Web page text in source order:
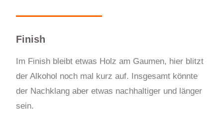
Finish
Im Finish bleibt etwas Holz am Gaumen, hier blitzt
der Alkohol noch mal kurz auf. Insgesamt könnte
der Nachklang aber etwas nachhaltiger und länger
sein.